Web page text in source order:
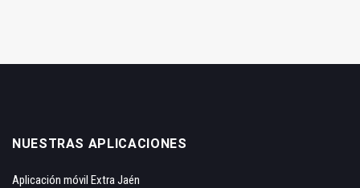
NUESTRAS APLICACIONES
Aplicación móvil Extra Jaén